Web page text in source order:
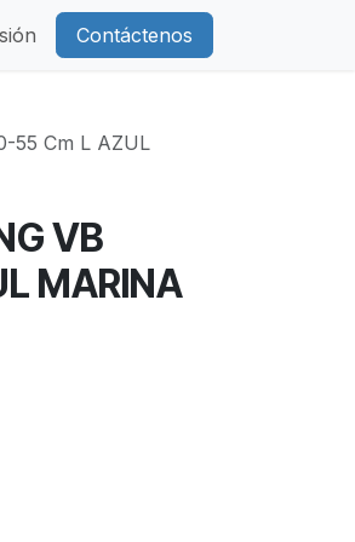
Contáctenos
55 Cm L AZUL
VB
MARINA